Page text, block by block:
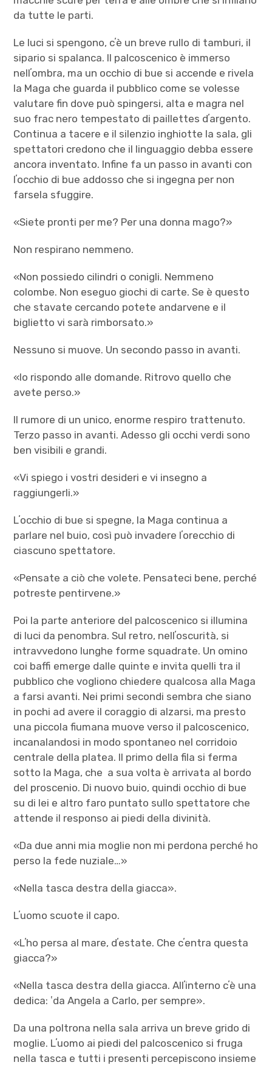
da tutte le parti.
Le luci si spengono, cʼè un breve rullo di tamburi, il
sipario si spalanca. Il palcoscenico è immerso
nellʼombra, ma un occhio di bue si accende e rivela
la Maga che guarda il pubblico come se volesse
valutare fin dove può spingersi, alta e magra nel
suo frac nero tempestato di paillettes dʼargento.
Continua a tacere e il silenzio inghiotte la sala, gli
spettatori credono che il linguaggio debba essere
ancora inventato. Infine fa un passo in avanti con
lʼocchio di bue addosso che si ingegna per non
farsela sfuggire.
«Siete pronti per me? Per una donna mago?»
Non respirano nemmeno.
«Non possiedo cilindri o conigli. Nemmeno
colombe. Non eseguo giochi di carte. Se è questo
che stavate cercando potete andarvene e il
biglietto vi sarà rimborsato.»
Nessuno si muove. Un secondo passo in avanti.
«Io rispondo alle domande. Ritrovo quello che
avete perso.»
Il rumore di un unico, enorme respiro trattenuto.
Terzo passo in avanti. Adesso gli occhi verdi sono
ben visibili e grandi.
«Vi spiego i vostri desideri e vi insegno a
raggiungerli.»
Lʼocchio di bue si spegne, la Maga continua a
parlare nel buio, così può invadere lʼorecchio di
ciascuno spettatore.
«Pensate a ciò che volete. Pensateci bene, perché
potreste pentirvene.»
Poi la parte anteriore del palcoscenico si illumina
di luci da penombra. Sul retro, nellʼoscurità, si
intravvedono lunghe forme squadrate. Un omino
coi baffi emerge dalle quinte e invita quelli tra il
pubblico che vogliono chiedere qualcosa alla Maga
a farsi avanti. Nei primi secondi sembra che siano
in pochi ad avere il coraggio di alzarsi, ma presto
una piccola fiumana muove verso il palcoscenico,
incanalandosi in modo spontaneo nel corridoio
centrale della platea. Il primo della fila si ferma
sotto la Maga, che a sua volta è arrivata al bordo
del proscenio. Di nuovo buio, quindi occhio di bue
su di lei e altro faro puntato sullo spettatore che
attende il responso ai piedi della divinità.
«Da due anni mia moglie non mi perdona perché ho
perso la fede nuziale…»
«Nella tasca destra della giacca».
Lʼuomo scuote il capo.
«Lʼho persa al mare, dʼestate. Che cʼentra questa
giacca?»
«Nella tasca destra della giacca. Allʼinterno cʼè una
dedica: ʽda Angela a Carlo, per sempre».
Da una poltrona nella sala arriva un breve grido di
moglie. Lʼuomo ai piedi del palcoscenico si fruga
nella tasca e tutti i presenti percepiscono insieme